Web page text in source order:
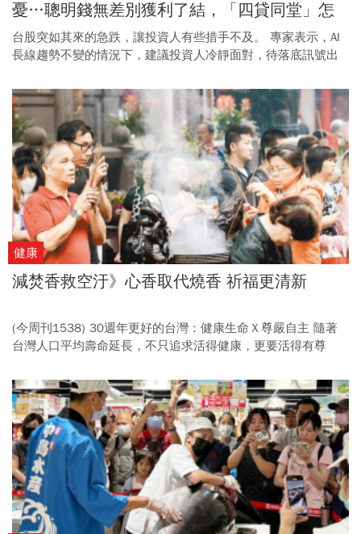
憂…聰明錢無差別獲利了結，「四貸同堂」怎
麼做？
台股突如其來的急跌，讓投資人有些措手不及。 專家表示，AI
長線趨勢不變的情況下，建議投資人冷靜面對，待落底訊號出
健康
減焚香救空汙》心香取代燒香 祈福更清新
(今周刊1538) 30週年更好的台灣：健康生命Ｘ尊嚴自主 隨著
台灣人口平均壽命延長，不只追求活得健康，更要活得有尊
討論，讓每個人都能自主選擇，並且擁有高品質的生命旅程。
(倡議1) 台灣廟宇焚香被視為宗教重要儀式，卻也成為不容忽視
的空汙來源。 推動減香不是滅香，而是在虔誠不變的前提下，
找到兼顧健康與信仰的祈福方式。